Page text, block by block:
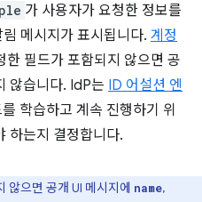
가 사용자가 요청한 정보를
메시지가 표시됩니다. 계정
한 필드가 포함되지 않으면 공
않습니다. IdP는 ID 어설션 엔
학습하고 계속 진행하기 위
하는지 결정합니다.
않으면 공개 UI 메시지에 name,